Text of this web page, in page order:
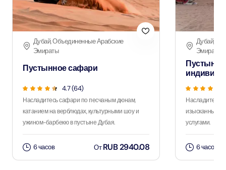
Дубай, Объединенные Арабские
Эмираты
Пустынное сафари
4.7 (64)
Насладитесь сафари по песчаным дюнам,
катанием на верблюдах, культурными шоу и
ужином-барбекю в пустыне Дубая.
6 часов ОтRUB 2940.08
Дубай,
Эмираты
Насладитесь
изысканным
услугами.
6 часов